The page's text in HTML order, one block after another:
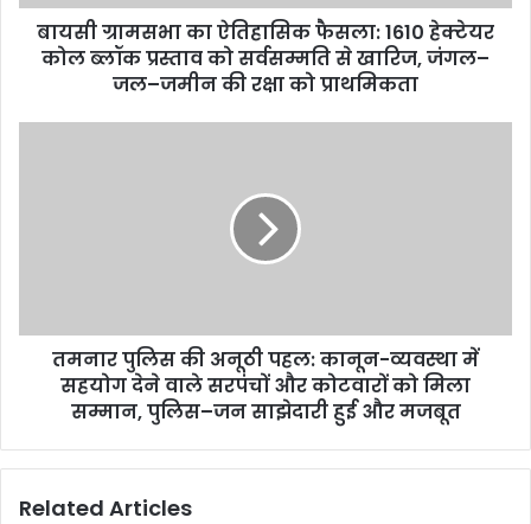
बायसी ग्रामसभा का ऐतिहासिक फैसला: 1610 हेक्टेयर
कोल ब्लॉक प्रस्ताव को सर्वसम्मति से खारिज, जंगल–
जल–जमीन की रक्षा को प्राथमिकता
तमनार पुलिस की अनूठी पहल: कानून-व्यवस्था में
सहयोग देने वाले सरपंचों और कोटवारों को मिला
सम्मान, पुलिस–जन साझेदारी हुई और मजबूत
Related Articles